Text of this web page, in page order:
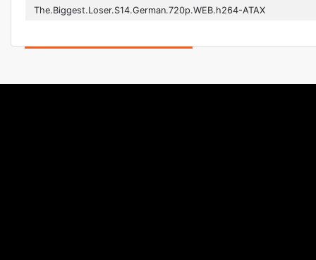
The.Biggest.Loser.S14.German.720p.WEB.h264-ATAX